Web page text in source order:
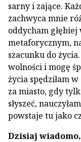
sarny i zające.
zachwyca mnie
oddycham głębiej
metaforycznym,
szacunku do
wolności i mogę
życia spędziłam
za miasto, gdy
słyszeć,
powstaje tu jako
Dzisiaj